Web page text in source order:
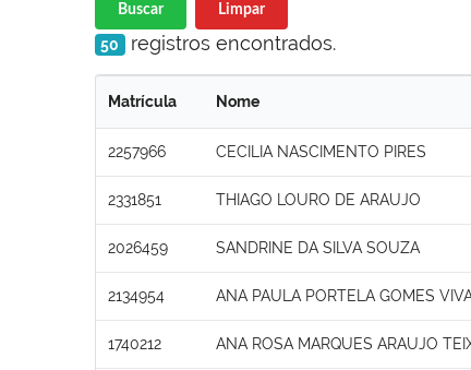
Buscar Limpar
50 registros encontrados.
Matrícula Nome
2257966 CECILIA NASCIMENTO PIRES
2331851 THIAGO LOURO DE ARAUJO
2026459 SANDRINE DA SILVA SOUZA
2134954 ANA PAULA PORTELA GOMES
1740212 ANA ROSA MARQUES ARAUJO